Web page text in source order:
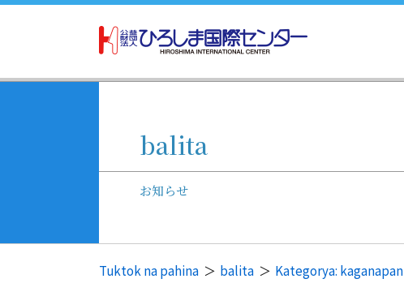
balita
お知らせ
Tuktok na pahina balita Kategorya: kaganapan